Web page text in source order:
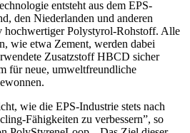
entsteht aus dem EPS-
den Niederlanden und anderen
hochwertiger Polystyrol-Rohstoff. Alle
wie etwa Zement, werden dabei
Zusatzstoff HBCD sicher
für neue, umweltfreundliche
wie die EPS-Industrie stets nach
Fähigkeiten zu verbessern”, so